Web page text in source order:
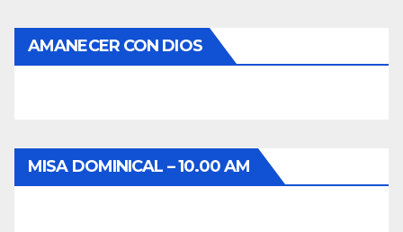
AMANECER CON DIOS
MISA DOMINICAL – 10.00 AM